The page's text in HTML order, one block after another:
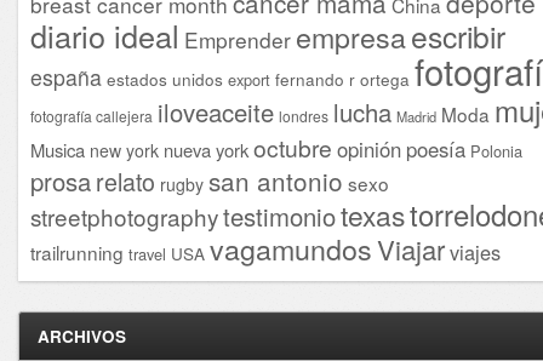
diario ideal Emprender empresaescribir
españa estados unidos export fernando r ortega
fotografía callejera iloveaceite londres lucha Madrid Moda
Musica new york nueva yorkoctubre opinión poesía Polonia
prosarelato rugby san antonio sexo
streetphotographytestimoniotexas
trailrunning travel USA vagamundosViajarviajes
ARCHIVOS